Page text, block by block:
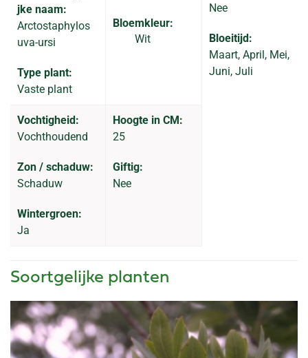
jke naam:
Arctostaphylos
uva-ursi
Type plant:
Vaste plant
Bloemkleur:
Wit
Nee
Bloeitijd:
Maart, April, Mei,
Juni, Juli
Vochtigheid:
Vochthoudend
Zon / schaduw:
Schaduw
Wintergroen:
Ja
Hoogte in CM:
25
Giftig:
Nee
Soortgelijke planten